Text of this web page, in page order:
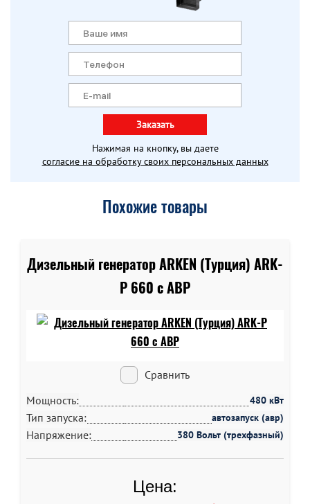
Заказать
Нажимая на кнопку, вы даете
согласие на обработку своих персональных данных
Похожие товары
Дизельный генератор ARKEN (Турция) ARK-
P 660 c АВР
Сравнить
Мощность:
480 кВт
Тип запуска: автозапуск (авр)
Напряжение: 380 Вольт (трехфазный)
Цена: